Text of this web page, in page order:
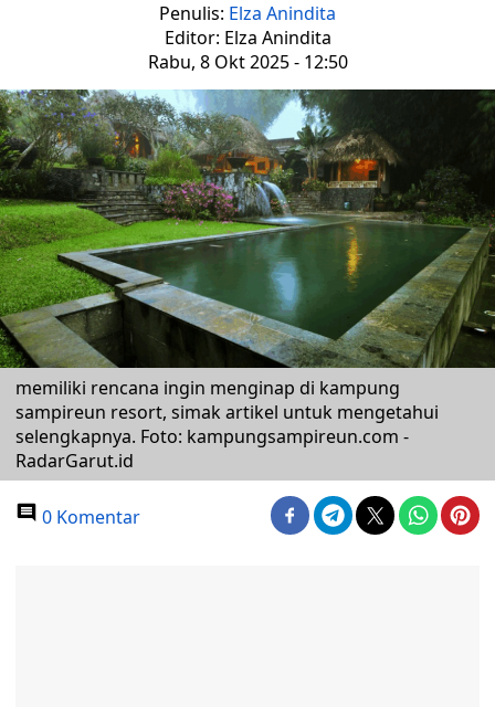
Penulis: Elza Anindita
Editor: Elza Anindita
Rabu, 8 Okt 2025 - 12:50
memiliki rencana ingin menginap di kampung
sampireun resort, simak artikel untuk mengetahui
selengkapnya. Foto: kampungsampireun.com -
RadarGarut.id
0 Komentar